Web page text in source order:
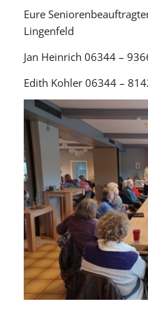
Eure
Lingenfeld
Jan Heinrich 06344 –
Edith Kohler 06344 –